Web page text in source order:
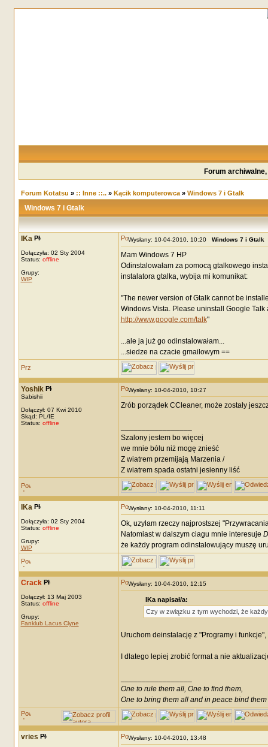
Forum
Forum Kotatsu » :: Inne ::..» Kącik komputerowca» Windows 7 i Gtalk
Windows 7 i Gtalk
IKa
Dołączyła: 02 Sty 2004
Status: offline
Grupy:
WIP
Wysłany: 10-04-2010, 10:20 Windows 7 i Gtalk
Mam Windows 7 HP
Odinstalowałam za pomocą gtalkowego
instalatora gtalka, wybija mi komunikat:
"The newer version of Gtalk cannot be
Windows Vista. Please uninstall Google
http://www.google.com/talk"
...ale ja już go odinstalowałam...
...siedze na czacie gmailowym ==
Yoshik
Sabishii
Dołączył: 07 Kwi 2010
Skąd: PL/IE
Status: offline
Wysłany: 10-04-2010, 10:27
Zrób porządek CCleaner, może zostały
Szalony jestem bo więcej
we mnie bólu niż mogę znieść
Z wiatrem przemijają Marzenia /
Z wiatrem spada ostatni jesienny liść
IKa
Dołączyła: 02 Sty 2004
Status: offline
Grupy:
WIP
Wysłany: 10-04-2010, 11:11
Ok, uzyłam rzeczy najprostszej
Natomiast w dalszym ciagu mnie interesuje
że każdy program odinstalowujący muszę
Crack
Dołączył: 13 Maj 2003
Status: offline
Grupy:
Fanklub Lacus Clyne
Wysłany: 10-04-2010, 12:15
IKa napisał/a:
Czy w związku z tym wychodzi, że
Uruchom deinstalację z "Programy i
I dlatego lepiej zrobić format a nie
One to rule them all, One to find them,
One to bring them all and in peace bind them
vries Wysłany: 10-04-2010, 13:48